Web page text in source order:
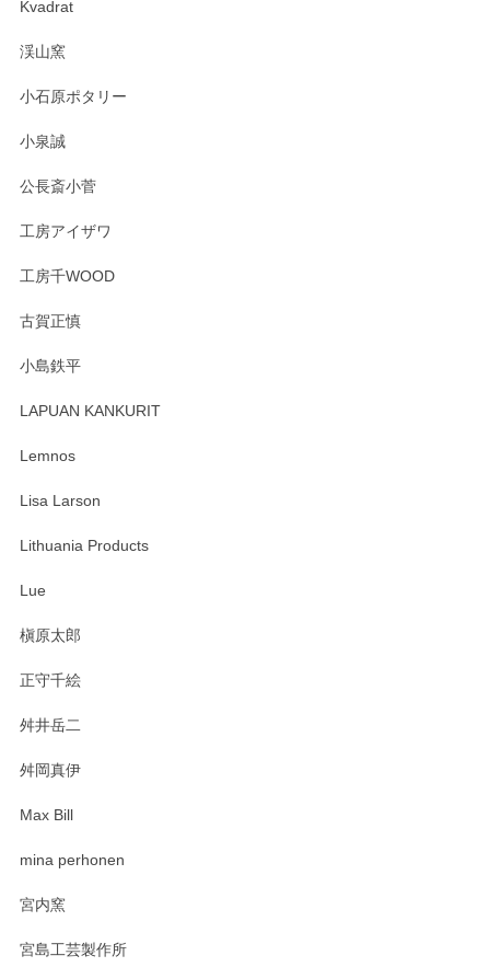
淡いグリーンのカラーがとても可愛いです❤️ ありがとうござ
す。 素敵な湯呑みでとても気に入りました。 発送も早く、
たm(_)m
います。無事に届いたようで安心いたしまし
おかけしました。 ありがとうございます。
Kvadrat
渓山窯
小石原ポタリー
小泉誠
公長斎小菅
工房アイザワ
工房千WOOD
古賀正慎
小島鉄平
LAPUAN KANKURIT
Lemnos
Lisa Larson
Lithuania Products
Lue
槇原太郎
正守千絵
舛井岳二
舛岡真伊
Max Bill
mina perhonen
宮内窯
宮島工芸製作所